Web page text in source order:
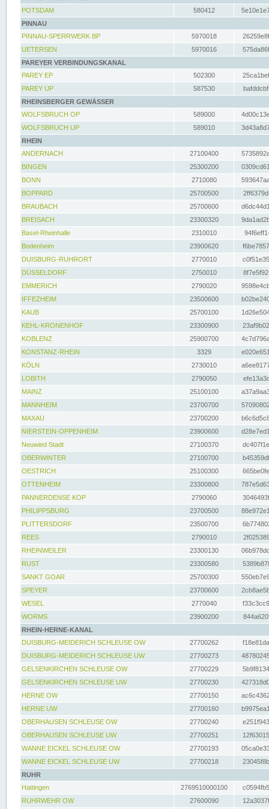
POTSDAM
580412
PINNAU
PINNAU-SPERRWERK BP
5970018
UETERSEN
5970016
PAREYER VERBINDUNGSKANAL
PAREY EP
502300
PAREY UP
587530
RHEINSBERGER GEWÄSSER
WOLFSBRUCH OP
589000
WOLFSBRUCH UP
589010
RHEIN
ANDERNACH
27100400
BINGEN
25300200
BONN
2710080
BOPPARD
25700500
BRAUBACH
25700600
BREISACH
23300320
Basel-Rheinhalle
2310010
Bodenheim
23900620
DUISBURG-RUHRORT
2770010
DÜSSELDORF
2750010
EMMERICH
2790020
IFFEZHEIM
23500600
KAUB
25700100
KEHL-KRONENHOF
23300900
KOBLENZ
25900700
KONSTANZ-RHEIN
3329
KÖLN
2730010
LOBITH
2790050
MAINZ
25100100
MANNHEIM
23700700
MAXAU
23700200
NIERSTEIN-OPPENHEIM
23900600
Neuwied Stadt
27100370
OBERWINTER
27100700
OESTRICH
25100300
OTTENHEIM
23300800
PANNERDENSE KOP
2790060
PHILIPPSBURG
23700500
PLITTERSDORF
23500700
REES
2790010
RHEINWEILER
23300130
RUST
23300580
SANKT GOAR
25700300
SPEYER
23700600
WESEL
2770040
WORMS
23900200
RHEIN-HERNE-KANAL
DUISBURG-MEIDERICH SCHLEUSE OW
27700262
DUISBURG-MEIDERICH SCHLEUSE UW
27700273
GELSENKIRCHEN SCHLEUSE OW
27700229
GELSENKIRCHEN SCHLEUSE UW
27700230
HERNE OW
27700150
HERNE UW
27700160
OBERHAUSEN SCHLEUSE OW
27700240
OBERHAUSEN SCHLEUSE UW
27700251
WANNE EICKEL SCHLEUSE OW
27700193
WANNE EICKEL SCHLEUSE UW
27700218
RUHR
Hattingen
2769510000100
RUHRWEHR OW
27600090